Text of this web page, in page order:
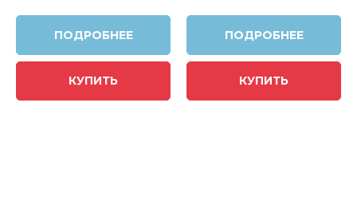
ПОДРОБНЕЕ
КУПИТЬ
ПОДРОБНЕЕ
КУПИТЬ